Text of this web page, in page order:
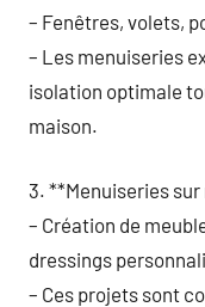
– Fenêtres, volets,
– Les menuiseries
isolation optimale
maison.
3. **Menuiseries
– Création de
dressings
– Ces projets sont